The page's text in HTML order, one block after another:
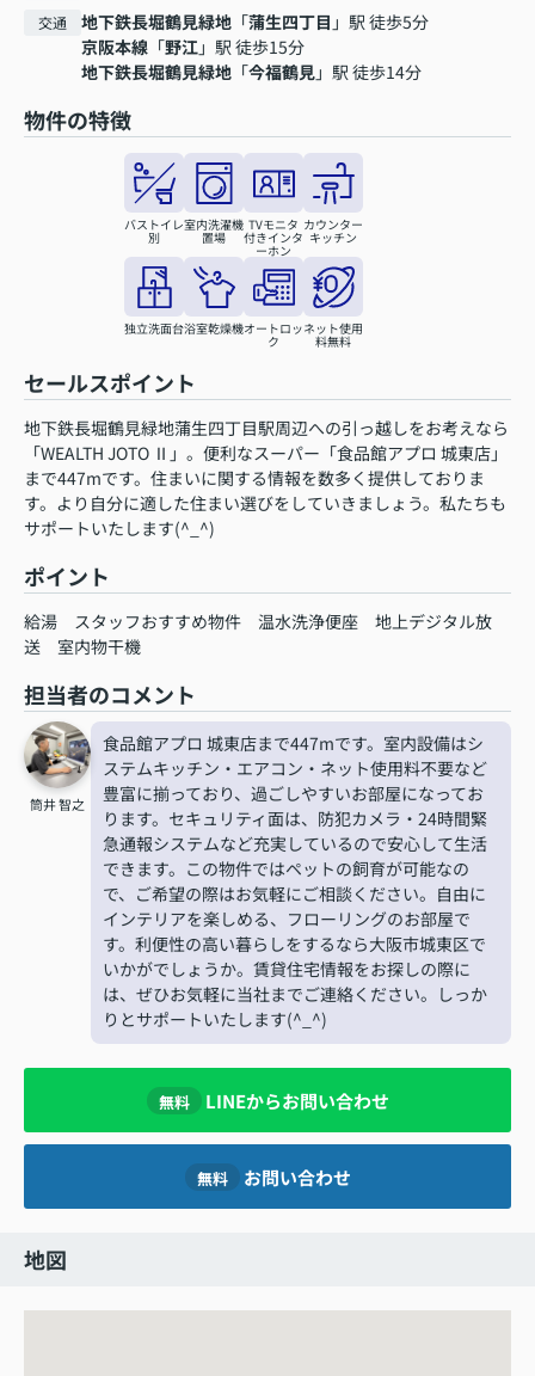
交通 地下鉄長堀鶴見緑地 「蒲生四丁目 」駅 徒歩5分
京阪本線 「野江」駅 徒歩15分
地下鉄長堀鶴見緑地 「今福鶴見」駅 徒歩14分
物件の特徴
バストイレ
別
室内洗濯機
置場
TVモニタ
付きインタ
ーホン
カウンター
キッチン
独立洗面台浴室乾燥機オートロッ
ク
ネット使用
料無料
セールスポイント
地下鉄長堀鶴見緑地蒲生四丁目駅周辺への引っ越しをお考えなら
「WEALTH JOTO Ⅱ」。便利なスーパー「食品館アプロ 城東店」
まで447mです。住まいに関する情報を数多く提供しておりま
す。より自分に適した住まい選びをしていきましょう。私たちも
サポートいたします(^_^)
ポイント
給湯 スタッフおすすめ物件 温水洗浄便座
地上デジタル放
送
室内物干機
担当者のコメント
筒井 智之
食品館アプロ 城東店まで447mです。室内設備はシ
ステムキッチン・エアコン・ネット使用料不要など
豊富に揃っており、過ごしやすいお部屋になってお
ります。セキュリティ面は、防犯カメラ・24時間緊
急通報システムなど充実しているので安心して生活
できます。この物件ではペットの飼育が可能なの
で、ご希望の際はお気軽にご相談ください。自由に
インテリアを楽しめる、フローリングのお部屋で
す。利便性の高い暮らしをするなら大阪市城東区で
いかがでしょうか。賃貸住宅情報をお探しの際に
は、ぜひお気軽に当社までご連絡ください。しっか
りとサポートいたします(^_^)
無料 LINEからお問い合わせ
無料 お問い合わせ
地図